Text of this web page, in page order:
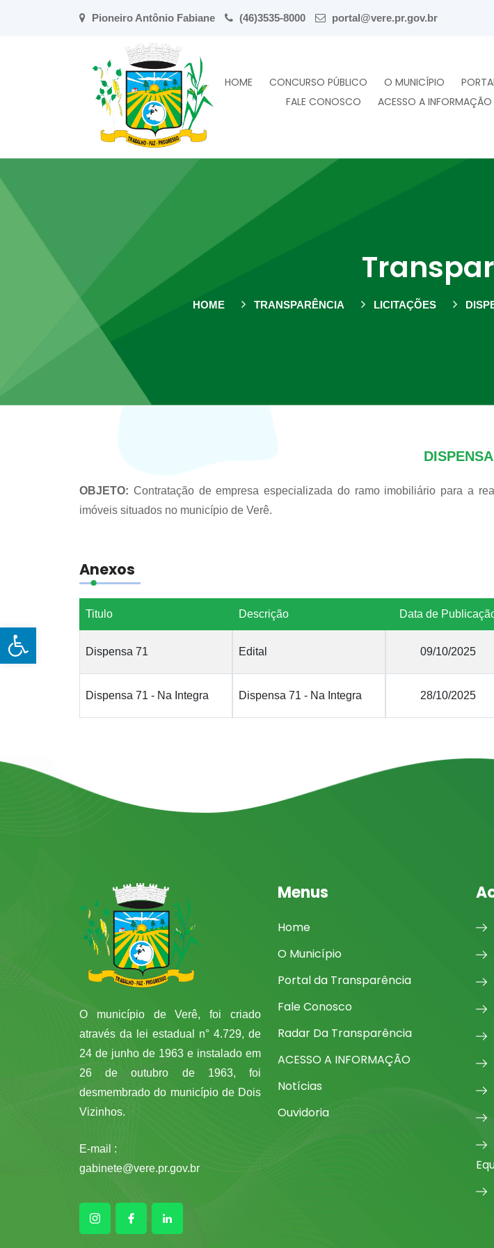
Open toolbar
Pioneiro Antônio Fabiane (46)3535-8000 portal@vere.pr.gov.br
HOME CONCURSO PÚBLICO O MUNICÍPIO
FALE CONOSCO
ACESSO A INFORMAÇÃO
HOME TRANSPARÊNCIA LICITAÇÕES
OBJETO: Contratação de empresa especializada do ramo imobiliário para a
imóveis situados no município de Verê.
Anexos
Titulo Descrição Data de
Dispensa 71 Edital 09/10/2025
Dispensa 71 - Na Integra Dispensa 71 - Na Integra 28/10/2025
O município de Verê, foi criado
através da lei estadual n° 4.729, de
24 de junho de 1963 e instalado em
26 de outubro de 1963, foi
desmembrado do município de Dois
Vizinhos.
E-mail :
gabinete@vere.pr.gov.br
Menus
Home
O Município
Portal da Transparência
Fale Conosco
Radar Da Transparência
ACESSO A INFORMAÇÃO
Notícias
Ouvidoria